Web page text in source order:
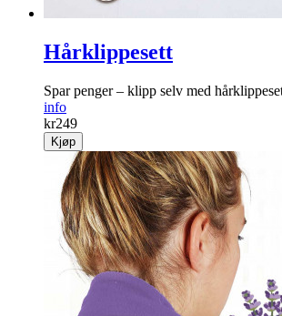
Hårklippesett
Spar penger – klipp selv med
info
kr249
Kjøp